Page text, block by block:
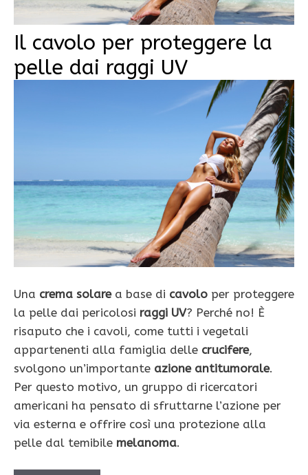
Il cavolo per proteggere la
pelle dai raggi UV
Una crema solarea base di cavolo per proteggere
la pelle dai pericolosi raggi UV? Perché no! È
risaputo che i cavoli, come tutti i vegetali
appartenenti alla famiglia delle crucifere,
svolgono un’importante azione antitumorale.
Per questo motivo, un gruppo di ricercatori
americani ha pensato di sfruttarne l’azione per
via esterna e offrire così una protezione alla
pelle dal temibile melanoma.